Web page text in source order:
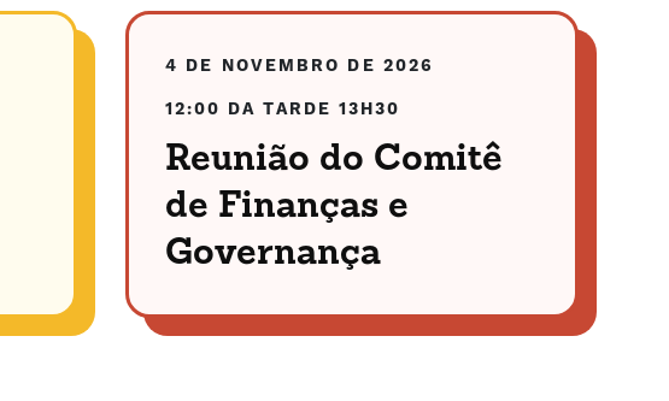
4 DE NOVEMBRO DE 2026
12:00 DA TARDE 13H30
Reunião do Comitê
de Finanças e
Governança